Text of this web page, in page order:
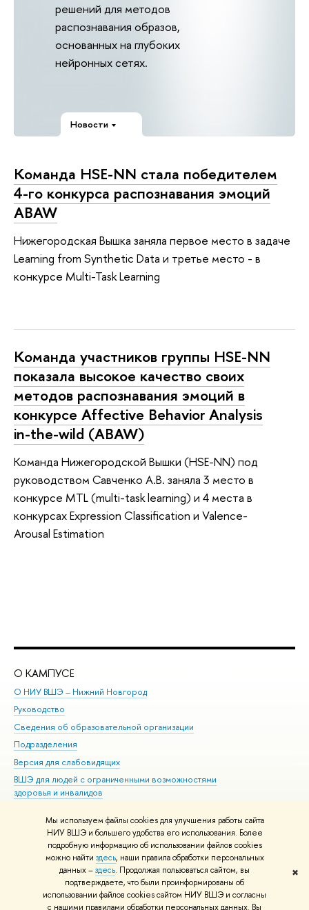
Мы используем файлы cookies для улучшения работы сайта
НИУ ВШЭ и большего удобства его использования. Более
подробную информацию об использовании файлов cookies
можно найти здесь, наши правила обработки персональных
данных –здесь. Продолжая пользоваться сайтом, вы
подтверждаете, что были проинформированы об
использовании файлов cookies сайтом НИУ ВШЭ и согласны
с нашими правилами обработки персональных данных. Вы
✖
решений для методов
распознавания образов,
основанных на глубоких
нейронных сетях.
Новости
Команда HSE-NN стала победителем
4-го конкурса распознавания эмоций
ABAW
Нижегородская Вышка заняла первое место в задаче
Learning from Synthetic Data и третье место - в
конкурсе Multi-Task Learning
Команда участников группы HSE-NN
показала высокое качество своих
методов распознавания эмоций в
конкурсе Affective Behavior Analysis
in-the-wild (ABAW)
Команда Нижегородской Вышки (HSE-NN) под
руководством Савченко А.В. заняла 3 место в
конкурсе MTL (multi-task learning) и 4 места в
конкурсах Expression Classification и Valence-
Arousal Estimation
О КАМПУСЕ
О НИУ ВШЭ – Нижний Новгород
Руководство
Сведения об образовательной организации
Подразделения
Версия для слабовидящих
ВШЭ для людей с ограниченными возможностями
здоровья и инвалидов
© НИУ ВШЭ 1993–2026 Адреса и контакты Условия использования